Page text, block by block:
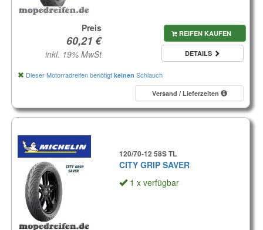
Preis
inkl. 19% MwSt
REIFEN KAUFEN
DETAILS
Dieser Motorradreifen benötigt keinen Schlauch
Versand / Lieferzeiten
120/70-12 58S TL
CITY GRIP SAVER
1 x verfügbar